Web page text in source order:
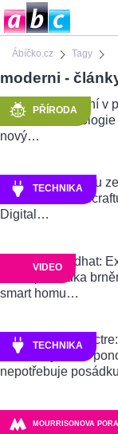
Ábíčko.cz Tagy
moderni -
PŘÍRODA
TECHNIKA
VIDEO
TECHNIKA
MOURRISONOVA